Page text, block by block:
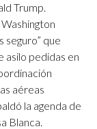
Trump.
seguro” que
asilo pedidas en
aéreas
la agenda de
Blanca.